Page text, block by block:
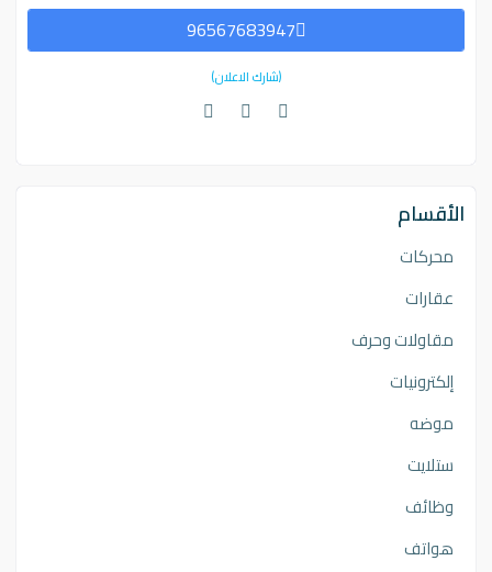
96567683947
(شارك الاعلان)
الأقسام
محركات
عقارات
مقاولات وحرف
إلكترونيات
موضه
ستلايت
وظائف
هواتف